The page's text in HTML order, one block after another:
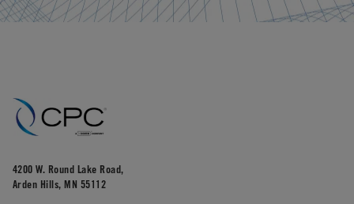
4200 W. Round Lake Road,
Arden Hills, MN 55112